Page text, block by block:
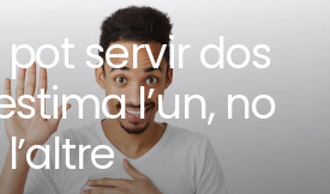
servir dos
l’un, no